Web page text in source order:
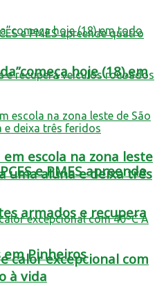
e PMES apreende
armados e recupera
em Pinheiros
hoje (18),em
escola na zona leste
uma aluna e deixa três
calor excepcional com
à vida